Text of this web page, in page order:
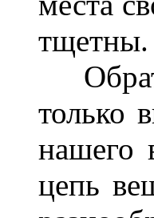
тщетны.
только
нашего
цепь